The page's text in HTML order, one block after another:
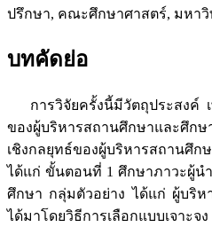
ปรึกษา, คณะศึกษาศาสตร์, มหาวิ
บทคัดย่อ
การวิจัยครั้งนี้มีวัตถุประสงค์ เ
ของผู้บริหารสถานศึกษาและศึก
เชิงกลยุทธ์ของผู้บริหารสถานศึ
ได้แก่ ขั้นตอนที่ 1 ศึกษาภาวะผู้น
ศึกษา กลุ่มตัวอย่าง ได้แก่ ผู้บริ
ได้มาโดยวิธีการเลือกแบบเจาะจ